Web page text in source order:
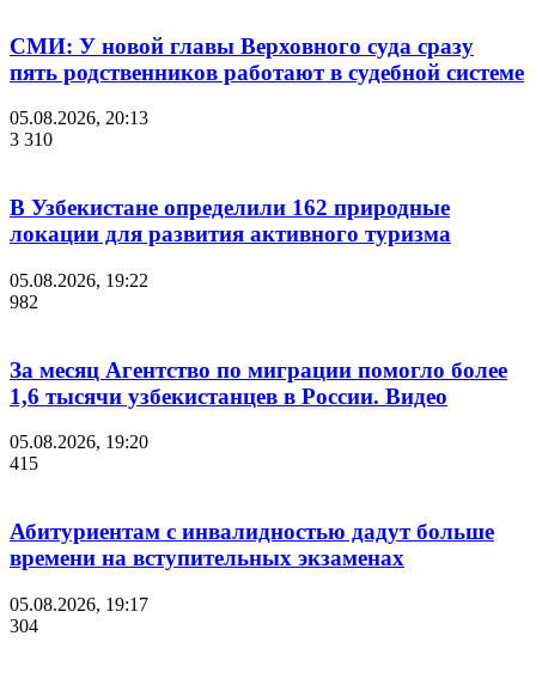
СМИ: У новой главы Верховного суда сразу
пять родственников работают в судебной системе
05.08.2026, 20:13
3 310
В Узбекистане определили 162 природные
локации для развития активного туризма
05.08.2026, 19:22
982
За месяц Агентство по миграции помогло более
1,6 тысячи узбекистанцев в России. Видео
05.08.2026, 19:20
415
Абитуриентам с инвалидностью дадут больше
времени на вступительных экзаменах
05.08.2026, 19:17
304